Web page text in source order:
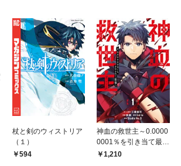
杖と剣のウィストリア
（１）
594
神血の救世主～0.0000
0001％を引き当て最強
へ～【電子書籍特典
1,210